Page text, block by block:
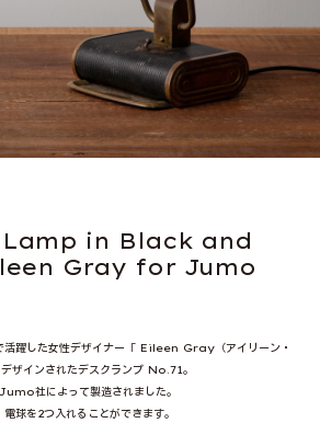
Lamp in Black and
Gray for Jumo
活躍した女性デザイナー「 Eileen Gray（アイリーン・
ザインされたデスクランプ No.71。
社によって製造されました。
球を2つ入れることができます。